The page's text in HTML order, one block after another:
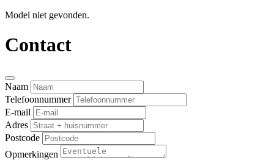
Model niet gevonden.
Contact
Naam
Telefoonnummer
E-mail
Adres
Postcode
Opmerkingen